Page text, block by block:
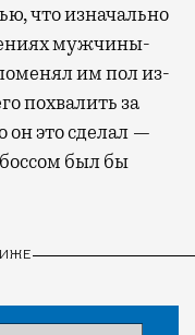
что изначально
мужчины-
им пол из-
похвалить за
он это сделал —
был бы